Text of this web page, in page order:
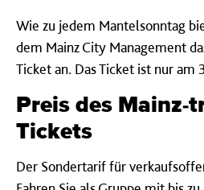
Wie zu jedem Mantelsonntag
dem Mainz City Management
Ticket an. Das Ticket ist nur
Preis des Mainz-
Tickets
Der Sondertarif für